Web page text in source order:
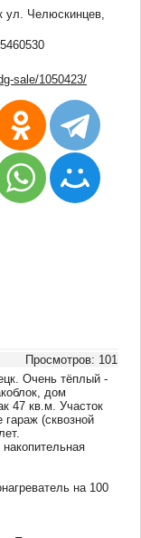
Челюскинцев,
sale/1050423/
Просмотров: 101
Очень тёплый -
дом
47 кв.м. Участок
гараж (сквозной
на 100